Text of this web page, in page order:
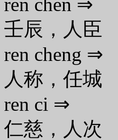
壬辰，人臣
ren cheng ⇒
人称，任城
ren ci ⇒
仁慈，人次